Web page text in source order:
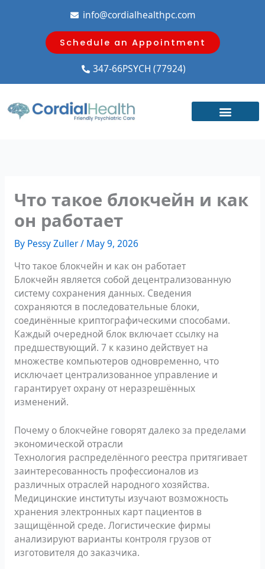
info@cordialhealthpc.com
Schedule an Appointment
347-66PSYCH (77924)
Что такое блокчейн и как
он работает
By Pessy Zuller/ May 9, 2026
Что такое блокчейн и как он работает
Блокчейн является собой децентрализованную
систему сохранения данных. Сведения
сохраняются в последовательные блоки,
соединённые криптографическими способами.
Каждый очередной блок включает ссылку на
предшествующий. 7 к казинодействует на
множестве компьютеров одновременно, что
исключает централизованное управление и
гарантирует охрану от неразрешённых
изменений.
Почему о блокчейне говорят далеко за пределами
экономической отрасли
Технология распределённого реестра притягивает
заинтересованность профессионалов из
различных отраслей народного хозяйства.
Медицинские институты изучают возможность
хранения электронных карт пациентов в
защищённой среде. Логистические фирмы
анализируют варианты контроля грузов от
изготовителя до заказчика.